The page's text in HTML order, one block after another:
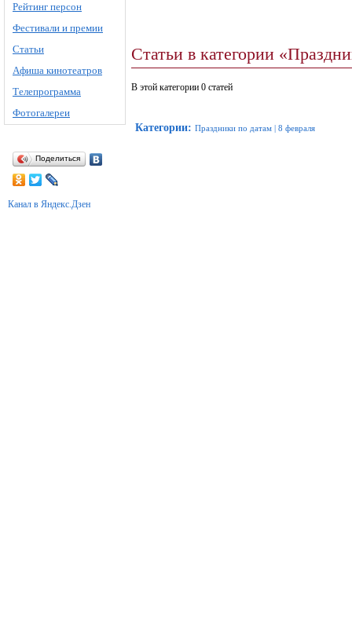
Рейтинг персон
Фестивали и премии
Статьи
Афиша кинотеатров
Телепрограмма
Фотогалереи
Поделиться
Канал в Яндекс.Дзен
Статьи в категории
В этой категории 0 статей
Категории: Праздники по датам | 8 февраля